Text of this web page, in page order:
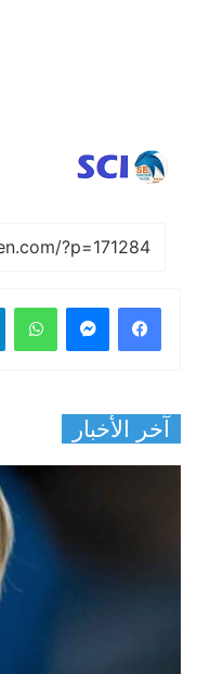
فيسبوك واتساب
آخر الأخبار